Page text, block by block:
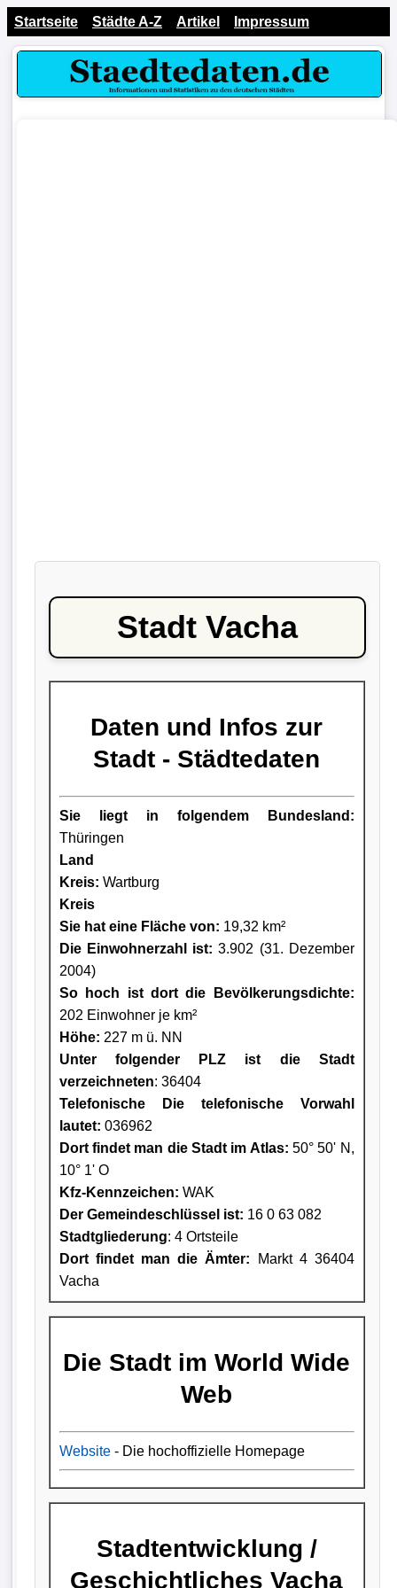
Startseite Städte A-Z Artikel Impressum
Stadt Vacha
Daten und Infos zur
Stadt - Städtedaten
Sie liegt in folgendem Bundesland:
Thüringen
Land
Kreis: Wartburg
Kreis
Sie hat eine Fläche von: 19,32 km²
Die Einwohnerzahl ist: 3.902 (31. Dezember
2004)
So hoch ist dort die Bevölkerungsdichte:
202 Einwohner je km²
Höhe: 227 m ü. NN
Unter folgender PLZ ist die Stadt
verzeichneten: 36404
Telefonische Die telefonische Vorwahl
lautet: 036962
Dort findet man die Stadt im Atlas: 50° 50' N,
10° 1' O
Kfz-Kennzeichen: WAK
Der Gemeindeschlüssel ist: 16 0 63 082
Stadtgliederung: 4 Ortsteile
Dort findet man die Ämter: Markt 4 36404
Vacha
Die Stadt im World Wide
Web
Website- Die hochoffizielle Homepage
Stadtentwicklung /
Geschichtliches Vacha